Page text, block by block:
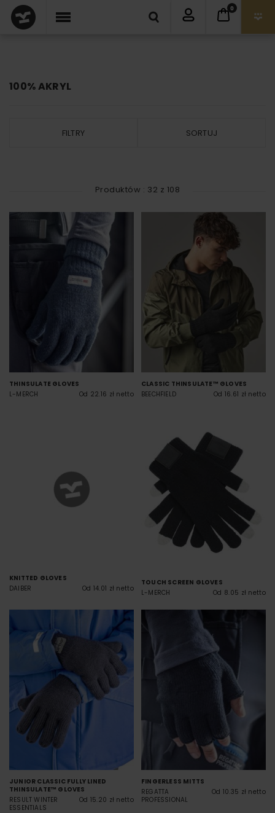
0
100% AKRYL
FILTRY SORTUJ
Produktów : 32 z 108
THINSULATE GLOVES
L-MERCH
Od 22.16 zł netto
CLASSIC THINSULATE™ GLOVES
BEECHFIELD
Od 16.61 zł netto
KNITTED GLOVES
DAIBER
Od 14.01 zł netto
TOUCH SCREEN GLOVES
L-MERCH
Od 8.05 zł netto
JUNIOR CLASSIC FULLY LINED
THINSULATE™ GLOVES
RESULT WINTER
ESSENTIALS
Od 15.20 zł netto
FINGERLESS MITTS
REGATTA
PROFESSIONAL
Od 10.35 zł netto